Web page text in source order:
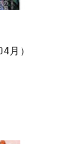
月）